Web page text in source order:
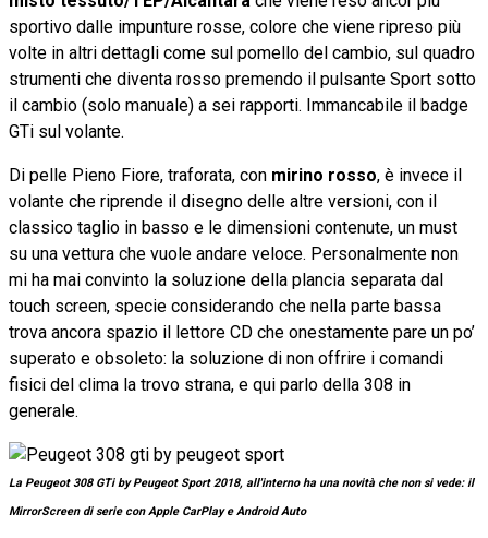
sportivo dalle impunture rosse, colore che viene ripreso più
volte in altri dettagli come sul pomello del cambio, sul quadro
strumenti che diventa rosso premendo il pulsante Sport sotto
il cambio (solo manuale) a sei rapporti. Immancabile il badge
GTi sul volante.
Di pelle Pieno Fiore, traforata, con mirino rosso, è invece il
volante che riprende il disegno delle altre versioni, con il
classico taglio in basso e le dimensioni contenute, un must
su una vettura che vuole andare veloce. Personalmente non
mi ha mai convinto la soluzione della plancia separata dal
touch screen, specie considerando che nella parte bassa
trova ancora spazio il lettore CD che onestamente pare un po’
superato e obsoleto: la soluzione di non offrire i comandi
fisici del clima la trovo strana, e qui parlo della 308 in
generale.
La Peugeot 308 GTi by Peugeot Sport 2018, all'interno ha una novità che non si vede: il
MirrorScreen di serie con Apple CarPlay e Android Auto